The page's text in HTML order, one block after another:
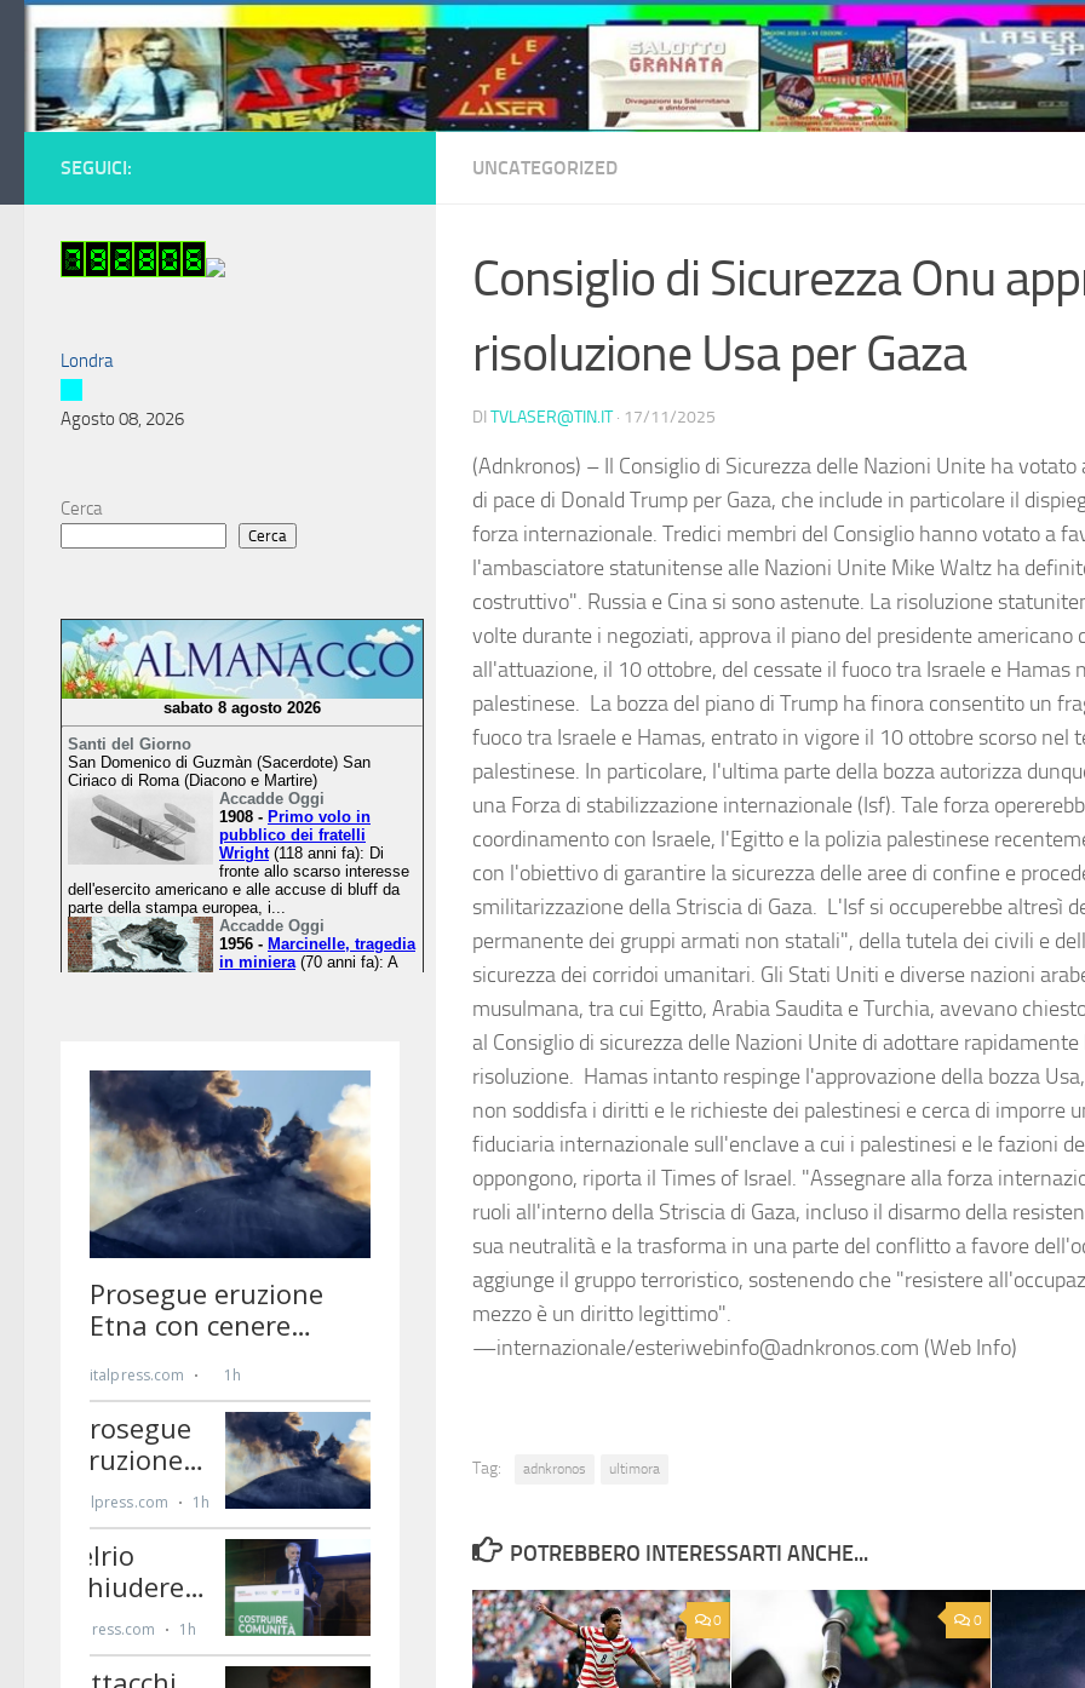
Salta al contenuto
UNCATEGORIZED
Consiglio di Sicurezza Onu
risoluzione Usa per Gaza
DI TVLASER@TIN.IT · 17/11/2025
(Adnkronos) – Il Consiglio di Sicurezza delle Nazioni Unite ha votato
di pace di Donald Trump per Gaza, che include in particolare il
forza internazionale. Tredici membri del Consiglio hanno votato a
l'ambasciatore statunitense alle Nazioni Unite Mike Waltz ha
costruttivo". Russia e Cina si sono astenute. La risoluzione
volte durante i negoziati, approva il piano del presidente americano
all'attuazione, il 10 ottobre, del cessate il fuoco tra Israele e Hamas
palestinese. La bozza del piano di Trump ha finora consentito un
fuoco tra Israele e Hamas, entrato in vigore il 10 ottobre scorso nel
palestinese. In particolare, l'ultima parte della bozza autorizza
una Forza di stabilizzazione internazionale (Isf). Tale forza
coordinamento con Israele, l'Egitto e la polizia palestinese
con l'obiettivo di garantire la sicurezza delle aree di confine e
smilitarizzazione della Striscia di Gaza. L'Isf si occuperebbe altresì
permanente dei gruppi armati non statali", della tutela dei civili e
sicurezza dei corridoi umanitari. Gli Stati Uniti e diverse nazioni
musulmana, tra cui Egitto, Arabia Saudita e Turchia, avevano
al Consiglio di sicurezza delle Nazioni Unite di adottare rapidamente
risoluzione. Hamas intanto respinge l'approvazione della bozza
non soddisfa i diritti e le richieste dei palestinesi e cerca di imporre
fiduciaria internazionale sull'enclave a cui i palestinesi e le fazioni
oppongono, riporta il Times of Israel. "Assegnare alla forza
ruoli all'interno della Striscia di Gaza, incluso il disarmo della
sua neutralità e la trasforma in una parte del conflitto a favore
aggiunge il gruppo terroristico, sostenendo che "resistere
mezzo è un diritto legittimo".
—internazionale/esteriwebinfo@adnkronos.com (Web Info)
Tag: adnkronos ultimora
POTREBBERO INTERESSARTI ANCHE...
0 0
SEGUICI:
Londra
Agosto 08, 2026
Cerca
Cerca